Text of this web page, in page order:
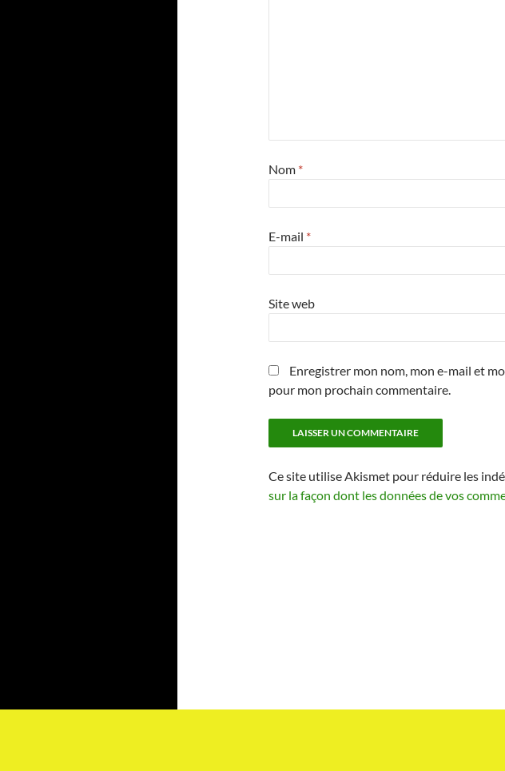
Nom *
E-mail *
Site web
Enregistrer mon nom, mon e-mail et
pour mon prochain commentaire.
Ce site utilise Akismet pour réduire les
sur la façon dont les données de vos